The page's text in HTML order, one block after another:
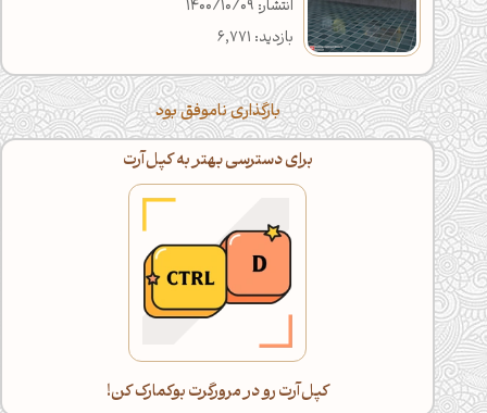
انتشار: 1400/10/09
بازدید: 6,771
بارگذاری ناموفق بود
برای دسترسی بهتر به کپل‌آرت
کپل‌آرت رو در مرورگرت بوکمارک کن!